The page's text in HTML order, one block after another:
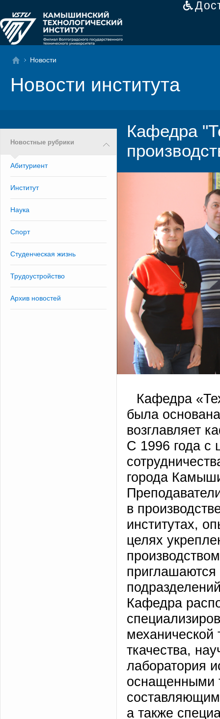
Новости
Новости института
Новостные рубрики
Абитуриент
Институт
Наука
Спорт
Студенческая жизнь
Трудоустройство
Архив новостей
Кафедра
Кафедра
была
возглавляет
С 1996 года с
города
в
институтах,
целях
приглашаются
Кафедра
механической
ткачества,
лаборатория
оснащенными
а также